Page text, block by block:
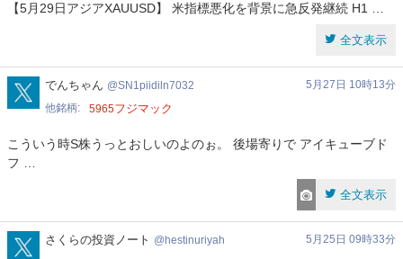
【5月29日アジアXAUUSD】 米指標悪化を背景に急反発継続 H1 …
全文表示
SN1piidiln7032
でんちゃん SN1piidiln7032
5月27日 10時13分
他銘柄
5965フジマック
こういう時S株うっとおしいのよのぉ。 後場寄りで アイキューブド
フ …
全文表示
hestinuriyah
さくらの投資ノート hestinuriyah 5月25日 09時33分